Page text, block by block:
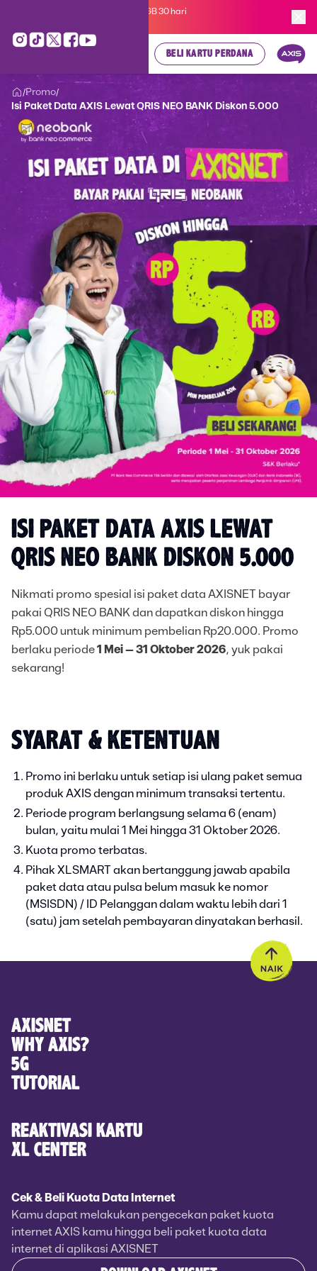
Kartu Perdana AXIS Suka-Suka 3GB 30 hari
BELI KARTU PERDANA
/Promo/
Isi Paket Data AXIS Lewat QRIS NEO BANK Diskon 5.000
ISI PAKET DATA AXIS LEWAT
QRIS NEO BANK DISKON 5.000
Nikmati promo spesial isi paket data AXISNET bayar
pakai QRIS NEO BANK dan dapatkan diskon hingga
Rp5.000 untuk minimum pembelian Rp20.000. Promo
berlaku periode1 Mei – 31 Oktober 2026, yuk pakai
sekarang!
SYARAT & KETENTUAN
Promo ini berlaku untuk setiap isi ulang paket semua
produk AXIS dengan minimum transaksi tertentu.
Periode program berlangsung selama 6 (enam)
bulan, yaitu mulai 1 Mei hingga 31 Oktober 2026.
Kuota promo terbatas.
Pihak XLSMART akan bertanggung jawab apabila
paket data atau pulsa belum masuk ke nomor
(MSISDN) / ID Pelanggan dalam waktu lebih dari 1
(satu) jam setelah pembayaran dinyatakan berhasil.
AXISNET
WHY AXIS?
5G
TUTORIAL
REAKTIVASI KARTU
XL CENTER
Cek & Beli Kuota Data Internet
Kamu dapat melakukan pengecekan paket kuota
internet AXIS kamu hingga beli paket kuota data
internet di aplikasi AXISNET